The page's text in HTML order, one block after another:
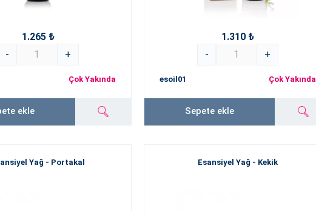
1.265 ₺
-
+
Çok Yakında
ekle
1.310 ₺
-
+
esoil01 Çok Yakında
Sepete ekle
Yağ - Portakal Esansiyel Yağ - Kekik